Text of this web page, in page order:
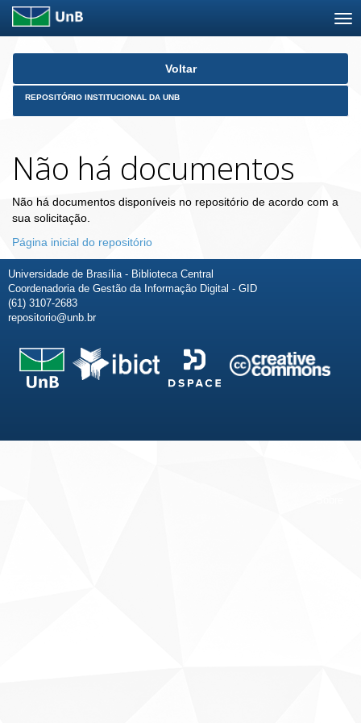
Skip
Voltar
REPOSITÓRIO INSTITUCIONAL DA UNB
Não há documentos
Não há documentos disponíveis no repositório de acordo com a
sua solicitação.
Página inicial do repositório
Universidade de Brasília - Biblioteca Central
Coordenadoria de Gestão da Informação Digital - GID
(61) 3107-2683
repositorio@unb.br